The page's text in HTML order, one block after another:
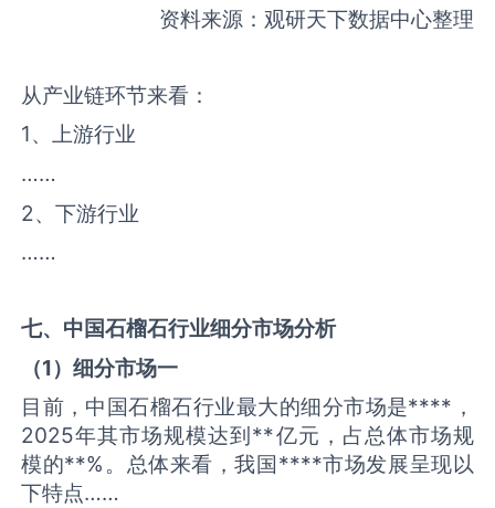
资料来源：观研天下数据中心整理
从产业链环节来看：
1、上游行业
……
2、下游行业
……
七、中国石榴石行业细分市场分析
（1）细分市场一
目前，中国石榴石行业最大的细分市场是****，
2025年其市场规模达到**亿元，占总体市场规
模的**%。总体来看，我国****市场发展呈现以
下特点……